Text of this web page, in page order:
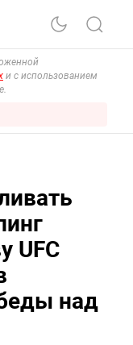
и с использованием
UFC
над